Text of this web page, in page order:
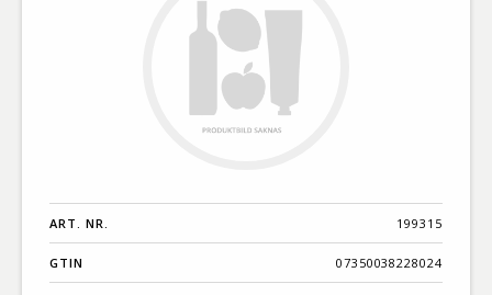
ART. NR. 199315
GTIN 07350038228024